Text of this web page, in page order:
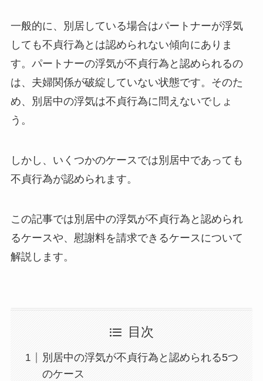
一般的に、別居している場合はパートナーが浮気
しても不貞行為とは認められない傾向にありま
す。パートナーの浮気が不貞行為と認められるの
は、夫婦関係が破綻していない状態です。そのた
め、別居中の浮気は不貞行為に問えないでしょ
う。
しかし、いくつかのケースでは別居中であっても
不貞行為が認められます。
この記事では別居中の浮気が不貞行為と認められ
るケースや、慰謝料を請求できるケースについて
解説します。
目次
別居中の浮気が不貞行為と認められる5つ
のケース